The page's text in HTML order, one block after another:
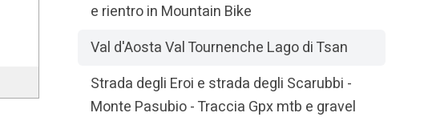
e rientro in Mountain Bike
Val d'Aosta Val Tournenche Lago di Tsan
Strada degli Eroi e strada degli Scarubbi -
Monte Pasubio - Traccia Gpx mtb e gravel